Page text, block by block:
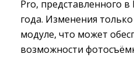
Pro, представленного в
года. Изменения
модуле, что может
возможности